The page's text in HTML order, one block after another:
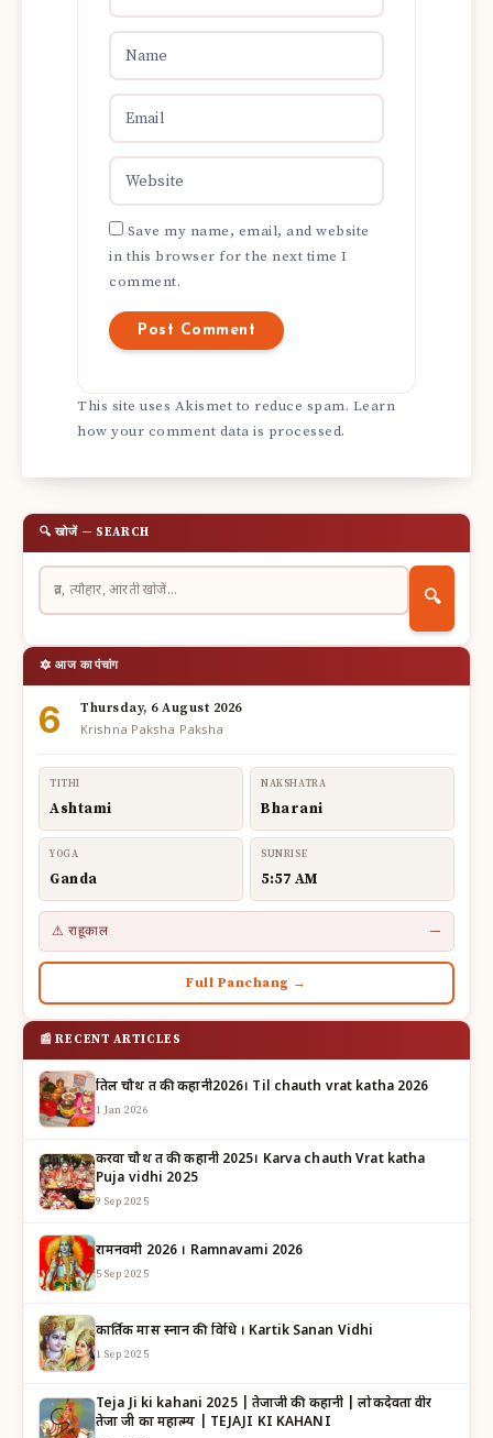
Save my name, email, and website
in this browser for the next time I
comment.
This site uses Akismet to reduce spam. Learn
how your comment data is processed.
🔍 खोजें — SEARCH
🔍
🔯 आज का पंचांग
6 Thursday, 6 August 2026
Krishna Paksha Paksha
TITHI
Ashtami
NAKSHATRA
Bharani
YOGA
Ganda
SUNRISE
5:57 AM
⚠ राहूकाल —
Full Panchang →
📰 RECENT ARTICLES
तिल चौथ व्रत की कहानी2026। Til chauth vrat katha 2026
1 Jan 2026
करवा चौथ व्रत की कहानी 2025। Karva chauth Vrat katha
Puja vidhi 2025
9 Sep 2025
रामनवमी 2026 । Ramnavami 2026
5 Sep 2025
कार्तिक मास स्नान की विधि । Kartik Sanan Vidhi
1 Sep 2025
Teja Ji ki kahani 2025 | तेजाजी की कहानी | लोकदेवता वीर
तेजा जी का महात्म्य | TEJAJI KI KAHANI